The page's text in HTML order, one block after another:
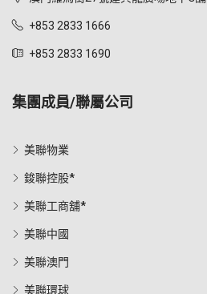
+853 2833 1666
+853 2833 1690
集團成員/聯屬公司
美聯物業
鋑聯控股*
美聯工商舖*
美聯中國
美聯澳門
美聯環球